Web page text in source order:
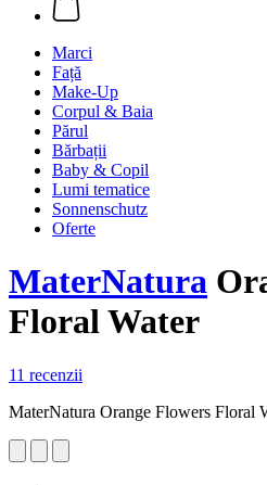
Marci
Față
Make-Up
Corpul & Baia
Părul
Bărbații
Baby & Copil
Lumi tematice
Sonnenschutz
Oferte
MaterNatura
Floral Water
11 recenzii
MaterNatura Orange Flowers Floral